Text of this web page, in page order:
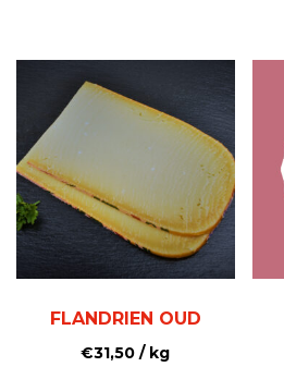
FLANDRIEN OUD
€31,50 / kg